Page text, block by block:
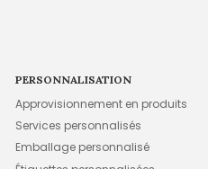
PERSONNALISATION
Approvisionnement en produits
Services personnalisés
Emballage personnalisé